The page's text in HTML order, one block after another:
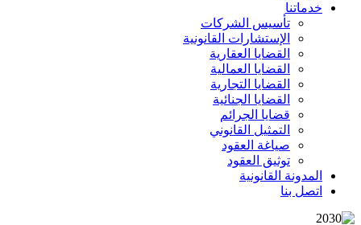
خدماتنا
تأسيس الشركات
الإستشارات القانونية
القضايا العقارية
القضايا العمالية
القضايا التجارية
القضايا الجنائية
قضايا الجرائم
التمثيل القانوني
صياغة العقود
توثيق العقود
المدونة القانونية
اتصل بنا